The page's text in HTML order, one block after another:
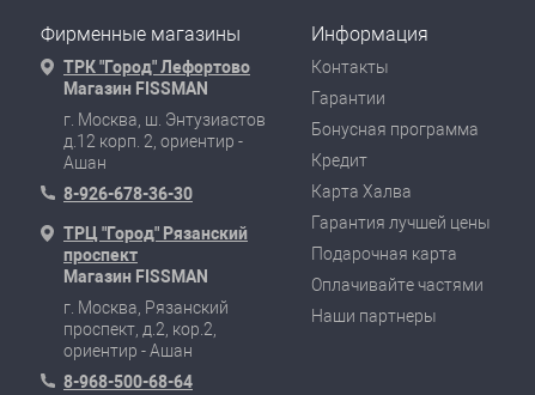
Фирменные магазины
ТРК "Город" Лефортово
Магазин FISSMAN
г. Москва, ш. Энтузиастов
д.12 корп. 2, ориентир -
Ашан
8-926-678-36-30
ТРЦ "Город" Рязанский
проспект
Магазин FISSMAN
г. Москва, Рязанский
проспект, д.2, кор.2,
ориентир - Ашан
8-968-500-68-64
Информация
Контакты
Гарантии
Бонусная программа
Кредит
Карта Халва
Гарантия лучшей цены
Подарочная карта
Оплачивайте частями
Наши партнеры